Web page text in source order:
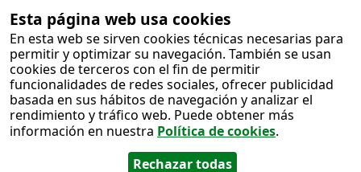
Esta página web usa cookies
En esta web se sirven cookies técnicas necesarias para
permitir y optimizar su navegación. También se usan
cookies de terceros con el fin de permitir
funcionalidades de redes sociales, ofrecer publicidad
basada en sus hábitos de navegación y analizar el
rendimiento y tráfico web. Puede obtener más
información en nuestra Política de cookies.